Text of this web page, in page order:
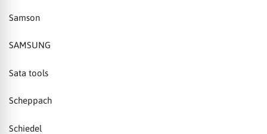
Samson
SAMSUNG
Sata tools
Scheppach
Schiedel